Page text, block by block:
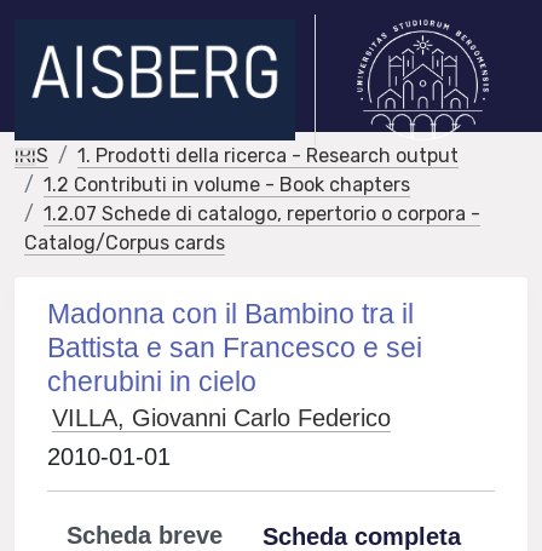
IRIS
1. Prodotti della ricerca - Research output
1.2 Contributi in volume - Book chapters
1.2.07 Schede di catalogo, repertorio o corpora -
Catalog/Corpus cards
Madonna con il Bambino tra il
Battista e san Francesco e sei
cherubini in cielo
VILLA, Giovanni Carlo Federico
2010-01-01
Scheda breve
Scheda completa